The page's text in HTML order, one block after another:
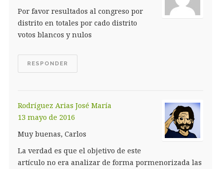
Por favor resultados al congreso por
distrito en totales por cado distrito
votos blancos y nulos
RESPONDER
Rodríguez Arias José María
13 mayo de 2016
Muy buenas, Carlos
La verdad es que el objetivo de este
artículo no era analizar de forma pormenorizada las